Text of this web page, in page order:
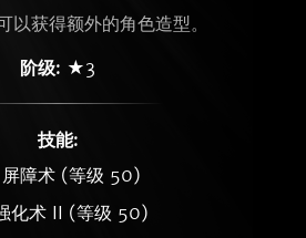
以获得额外的角色造型。
阶级: ★3
技能:
屏障术 (等级 50)
化术 II (等级 50)